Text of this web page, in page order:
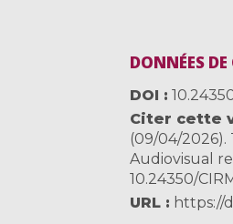
DONNÉES
DOI
Citer cette
(09/04/2026).
Audiovisual
10.24350/
URL
https://